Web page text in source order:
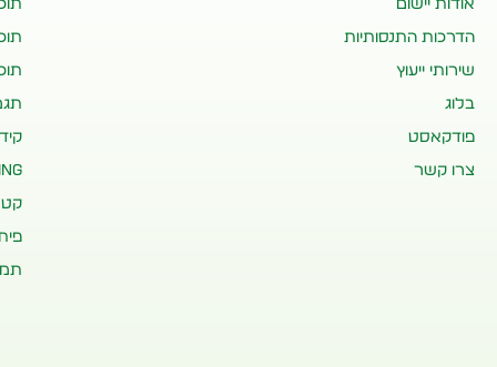
אודות יישום
הדרכות התנסותיות
שירותי ייעוץ
בלוג
פודקאסט
צרו קשר